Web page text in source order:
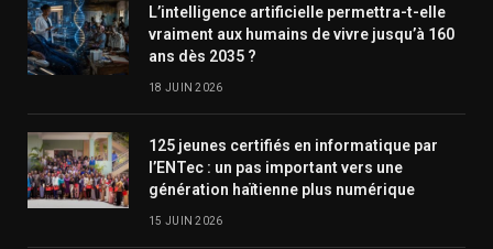
L’intelligence artificielle permettra-t-elle
vraiment aux humains de vivre jusqu’à 160
ans dès 2035 ?
18 JUIN 2026
125 jeunes certifiés en informatique par
l’ENTec : un pas important vers une
génération haïtienne plus numérique
15 JUIN 2026